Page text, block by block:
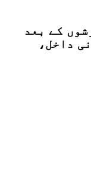
کے بعد
داخل،